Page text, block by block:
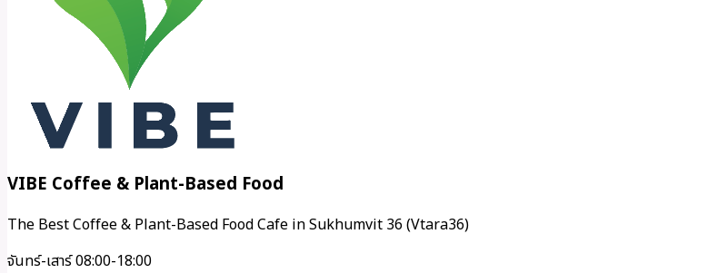
VIBE Coffee & Plant-Based Food
The Best Coffee & Plant-Based Food Cafe in Sukhumvit 36 (Vtara36)
จันทร์-เสาร์ 08:00-18:00